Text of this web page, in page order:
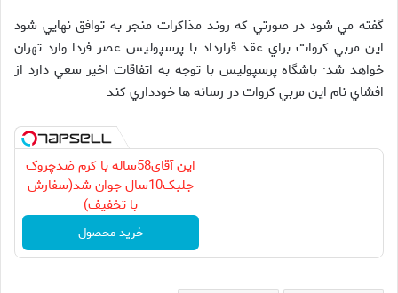
گفته مي شود در صورتي كه روند مذاكرات منجر به توافق نهايي شود
اين مربي كروات براي عقد قرارداد با پرسپوليس عصر فردا وارد تهران
خواهد شد· باشگاه پرسپوليس با توجه به اتفاقات اخير سعي دارد از
افشاي نام اين مربي كروات در رسانه ها خودداري كند
این آقای58ساله با کرم ضدچروک
جلبک10سال جوان شد(سفارش
با تخفیف)
خرید محصول